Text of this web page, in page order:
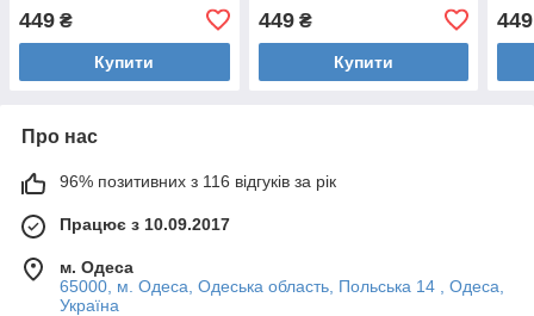
449 ₴
Купити
449₴
Купити
449
Про нас
96% позитивних з 116 відгуків за рік
Працює з 10.09.2017
м. Одеса
65000, м. Одеса, Одеська область, Польська 14 , Одеса,
Україна